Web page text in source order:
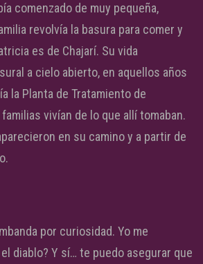
comenzado de muy pequeña,
revolvía la basura para comer y
es de Chajarí. Su vida
a cielo abierto, en aquellos años
la Planta de Tratamiento de
vivían de lo que allí tomaban.
en su camino y a partir de
por curiosidad. Yo me
diablo? Y sí… te puedo asegurar que